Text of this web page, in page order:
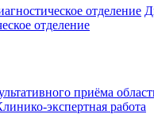
отделение
отделение
приёма
экспертная работа